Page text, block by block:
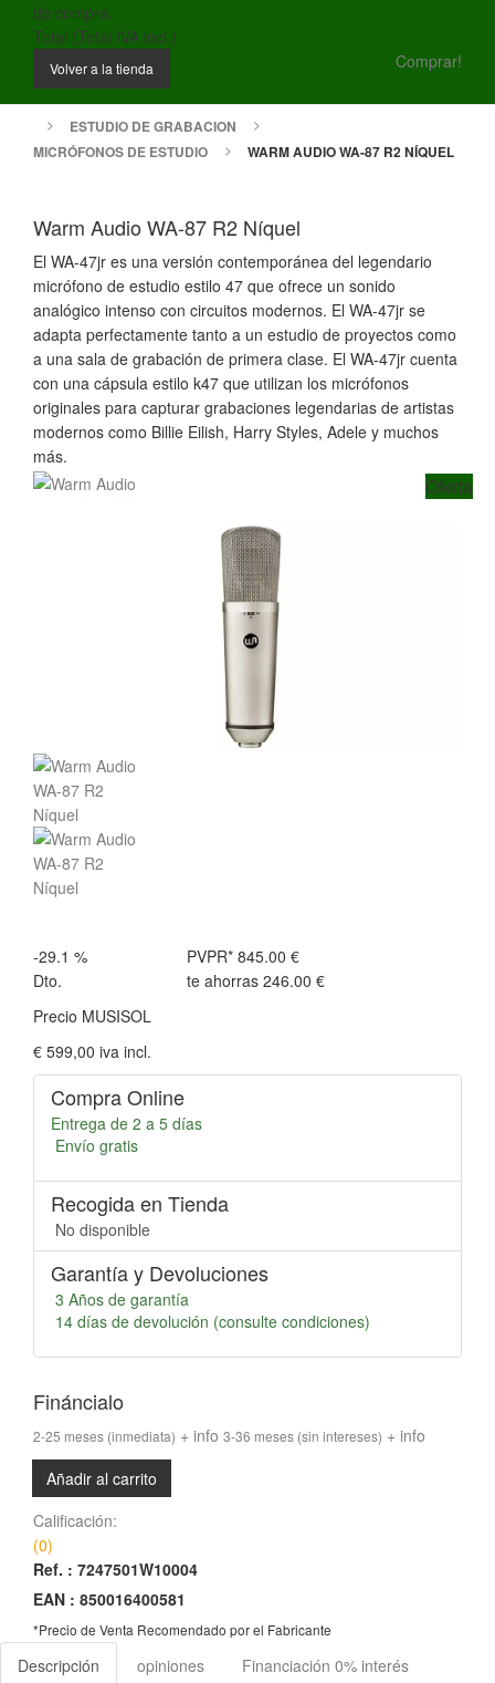
de compra.
Total (Total IVA incl.)
Volver a la tienda Comprar!
ESTUDIO DE GRABACION
MICRÓFONOS DE ESTUDIO
WARM AUDIO WA-87 R2 NÍQUEL
Warm Audio WA-87 R2 Níquel
El WA-47jr es una versión contemporánea del legendario
micrófono de estudio estilo 47 que ofrece un sonido
analógico intenso con circuitos modernos. El WA-47jr se
adapta perfectamente tanto a un estudio de proyectos como
a una sala de grabación de primera clase. El WA-47jr cuenta
con una cápsula estilo k47 que utilizan los micrófonos
originales para capturar grabaciones legendarias de artistas
modernos como Billie Eilish, Harry Styles, Adele y muchos
más.
Oferta
-29.1 %
Dto.
PVPR* 845.00 €
te ahorras 246.00 €
Precio MUSISOL
€ 599,00 iva incl.
Compra Online
Entrega de 2 a 5 días
Envío gratis
Recogida en Tienda
No disponible
Garantía y Devoluciones
3 Años de garantía
14 días de devolución (consulte condiciones)
Fináncialo
2-25 meses (inmediata) + info 3-36 meses (sin intereses) + info
Añadir al carrito
Calificación:
(0)
Ref. : 7247501W10004
EAN : 850016400581
*Precio de Venta Recomendado por el Fabricante
Descripción opiniones Financiación 0% interés